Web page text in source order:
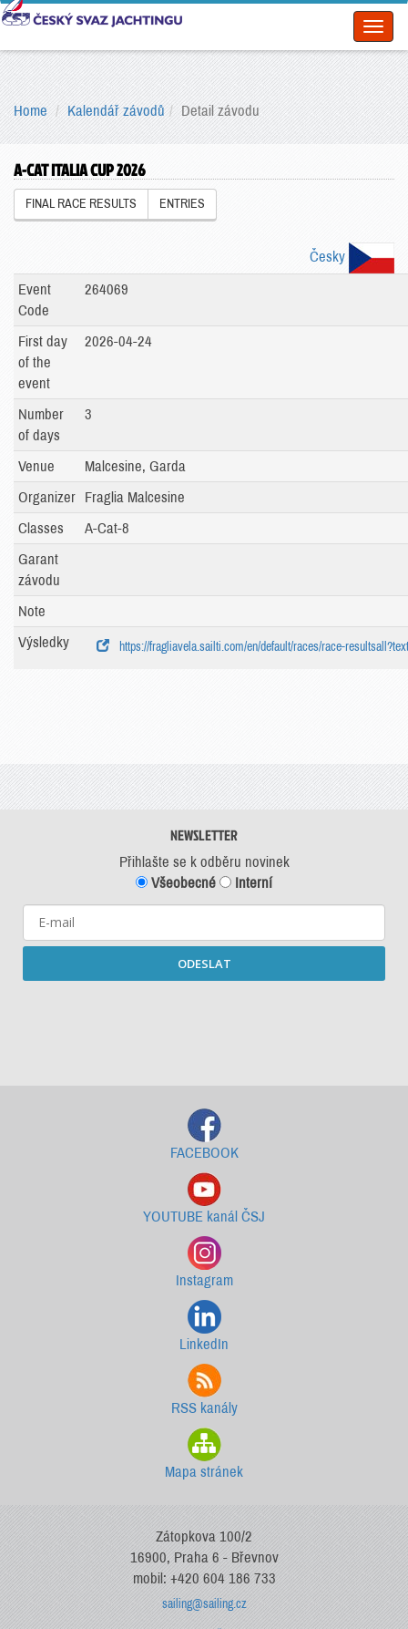
Home Kalendář závodů Detail závodu
A-CAT ITALIA CUP 2026
FINAL RACE RESULTS ENTRIES
Česky
Event
Code
264069
First day
of the
event
2026-04-24
Number
of days
3
Venue
Malcesine, Garda
Organizer
Fraglia Malcesine
Classes
A-Cat-8
Garant
závodu
Note
Výsledky
https://fragliavela.sailti.com/en/default/races/race-
NEWSLETTER
Přihlašte se k odběru novinek
Všeobecné
Interní
ODESLAT
FACEBOOK
YOUTUBE kanál ČSJ
Instagram
LinkedIn
RSS kanály
Mapa stránek
Zátopkova 100/2
16900, Praha 6 - Břevnov
mobil: +420 604 186 733
sailing@sailing.cz